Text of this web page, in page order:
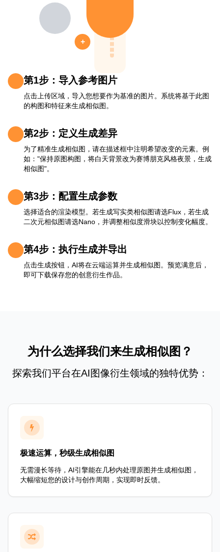
+
第1步：导入参考图片
点击上传区域，导入您想要作为基准的图片。系统将基于此图
的构图和特征来生成相似图。
第2步：定义生成差异
为了精准生成相似图，请在描述框中注明希望改变的元素。例
如："保持原图构图，将白天背景改为赛博朋克风格夜景，生成
相似图"。
第3步：配置生成参数
选择适合的渲染模型。若生成写实类相似图请选Flux，若生成
二次元相似图请选Nano，并调整相似度滑块以控制变化幅度。
第4步：执行生成并导出
点击生成按钮，AI将在云端运算并生成相似图。预览满意后，
即可下载保存您的创意衍生作品。
为什么选择我们来生成相似图？
探索我们平台在AI图像衍生领域的独特优势：
极速运算，秒级生成相似图
无需漫长等待，AI引擎能在几秒内处理原图并生成相似图，
大幅缩短您的设计与创作周期，实现即时反馈。